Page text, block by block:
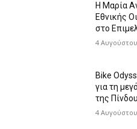
Η Μαρία
Εθνικής
στο
4
Bike
για τη
της Πίνδου
4